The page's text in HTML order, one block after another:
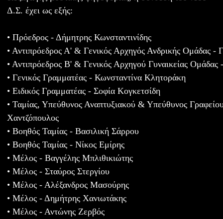
Δ.Σ. έχει ως εξής:
• Πρόεδρος - Δήμητρης Κωνσταντινίδης
• Αντιπρόεδρος Α' & Γενικός Αρχηγός Ανδρικής Ομάδας -
• Αντιπρόεδρος Β' & Γενικός Αρχηγού Γυναικείας
• Γενικός Γραμματέας - Κωνσταντίνα Κλητοράκη
• Ειδικός Γραμματέας - Σοφία Κογκετσίδη
• Ταμίας, Υπεύθυνος Αναπτυξιακού & Υπεύθυνος
Χαντζόπουλος
• Βοηθός Ταμίας - Βασιλική Σάρρου
• Βοηθός Ταμίας - Νίκος Εμίρης
• Μέλος - Βαγγέλης Μπλιθικιώτης
• Μέλος - Σταύρος Στεργίου
• Μέλος - Αλέξανδρος Μασούρης
• Μέλος - Δημήτρης Χανιωτάκης
• Μέλος - Αντώνης Ζερβός